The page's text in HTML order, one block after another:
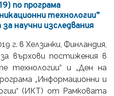
по програма
технологии”
научни изследвания
г. в Хелзинки, Финландия,
върхови постижения в
технологии“ и „Ден на
„Информационни и
(ИКТ) от Рамковата